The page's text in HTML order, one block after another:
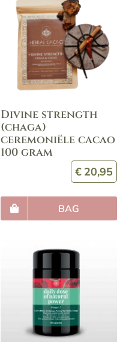
Divine strength
(chaga)
ceremoniële cacao
100 gram
€ 20,95
BAG